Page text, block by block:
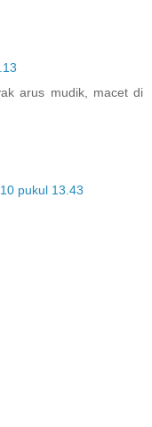
arus mudik, macet di
pukul 13.43